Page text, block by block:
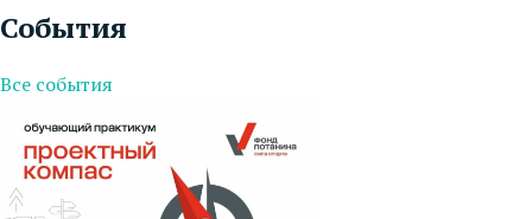
События
Все события